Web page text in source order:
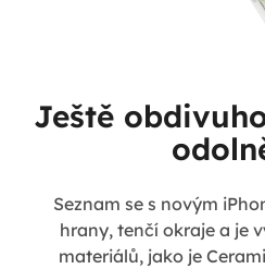
Ještě
Seznam se s novým
hrany, tenčí okraje a je
materiálů, jako je